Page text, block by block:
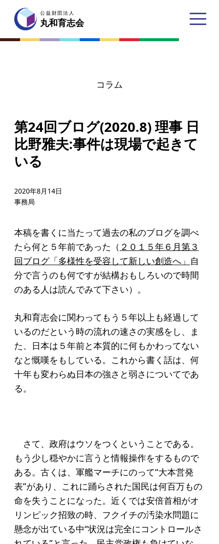
公益財団法人
丸和育志会
丸和育志会とは
理事長あいさつ
丸和育志会の目指す未来
学生のみなさんへ
起業家のみなさんへ
起業を考えている
みなさんへ
応援したいみなさんへ
財団概要
理念
沿革
組織
事業内容
年間スケジュール
アクセス
給付型奨学金
事業方針
募集要項
給付型奨学金とは
公益財団法人
丸和育志会
コラム
第24回ブログ(2020.8) 理事 日
比野雅夫:事件は現場で起きて
いる
2020年8月14日
事務局
本稿を書くに当たって過去の私のブログを調べ
たら何と５年前であった（ ２０１５年６月第３
回ブログ「多様性を受容して新しい創造へ」 自
分で言うのも何ですが結構おもしろいので時間
のある人は読んでみて下さい）。
丸和育志会に関わってもう５年以上も経過して
いるのだという時の流れの速さの実感をし、ま
た、日本は５年前と本質的に何もかわってない
なと慨嘆をもしている。これから書く話は、何
十年も変わらぬ日本の強さと弱さについてであ
る。
さて、政府はウソをつくということである。
もう少し穏やかに言うと情報操作をするもので
ある。古くは、軍艦マーチにのって“大本営発
表”があり、これに踊らされた国民は何百万もの
命を失うことになった。近くでは安倍首相がオ
リンピック招致の時、フクイチの汚染水問題に
懸念が出ている中“状況は完全にコントロールさ